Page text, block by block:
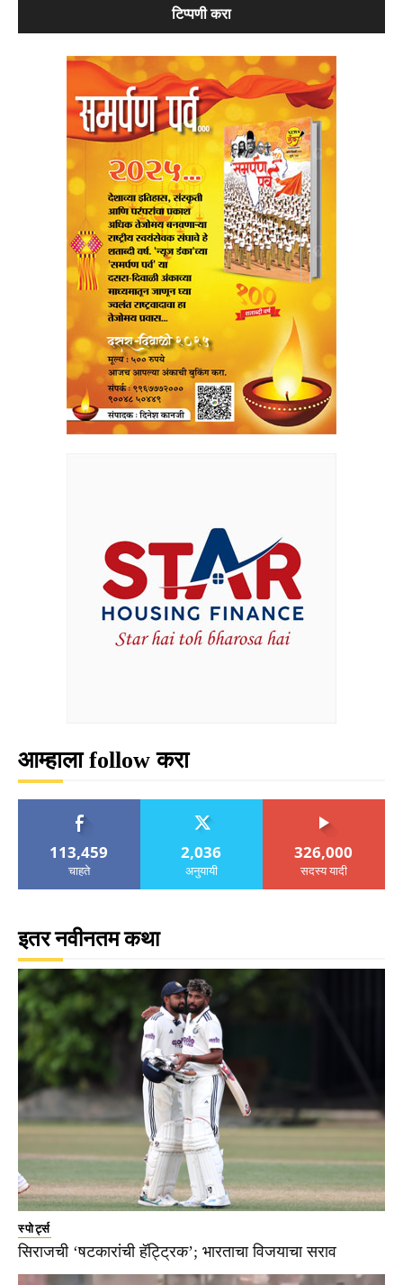
आम्हाला follow करा
113,459
चाहते
2,036
अनुयायी
326,000
सदस्य यादी
इतर नवीनतम कथा
स्पोर्ट्स
सिराजची ‘षटकारांची हॅट्ट्रिक’; भारताचा विजयाचा सराव